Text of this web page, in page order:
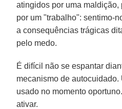
atingidos por uma
por um "trabalho": sentimo-
a consequências trágicas
pelo medo.
É difícil não se espantar
mecanismo de
usado no momento
ativar.